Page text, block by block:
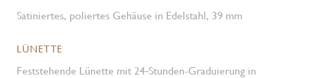
Satiniertes, poliertes Gehäuse in Edelstahl, 39 mm
LÜNETTE
Feststehende Lünette mit 24‑Stunden-Graduierung in